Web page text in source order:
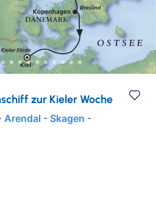
zur Kieler Woche
Arendal - Skagen -